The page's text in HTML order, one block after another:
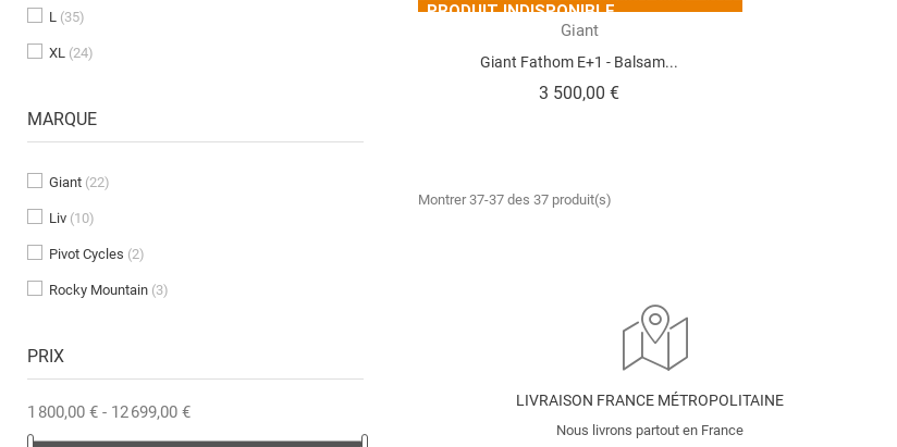
L (35)
XL (24)
MARQUE
Giant (22)
Liv (10)
Pivot Cycles (2)
Rocky Mountain (3)
PRIX
1 800,00 € - 12 699,00 €
PRODUIT INDISPONIBLE
ACTUELLEMENT. NOUS CONTACTER
POUR PLUS D'INFORMATIONS.
Giant
Giant Fathom E+1 - Balsam...
3 500,00 €Prix
Montrer 37-37 des 37 produit(s)
LIVRAISON FRANCE MÉTROPOLITAINE
Nous livrons partout en France